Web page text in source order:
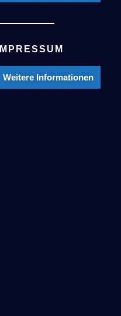
IMPRESSUM
Weitere Informationen